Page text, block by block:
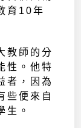
育10年
教師的分
性。他特
者，因為
些便來自
生。